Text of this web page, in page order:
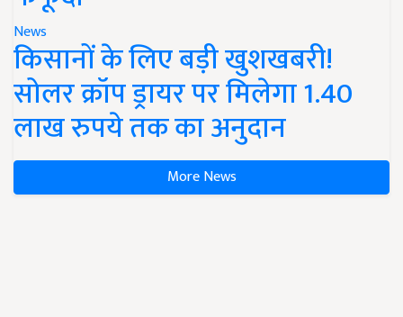
News
किसानों के लिए बड़ी खुशखबरी!
सोलर क्रॉप ड्रायर पर मिलेगा 1.40
लाख रुपये तक का अनुदान
More News